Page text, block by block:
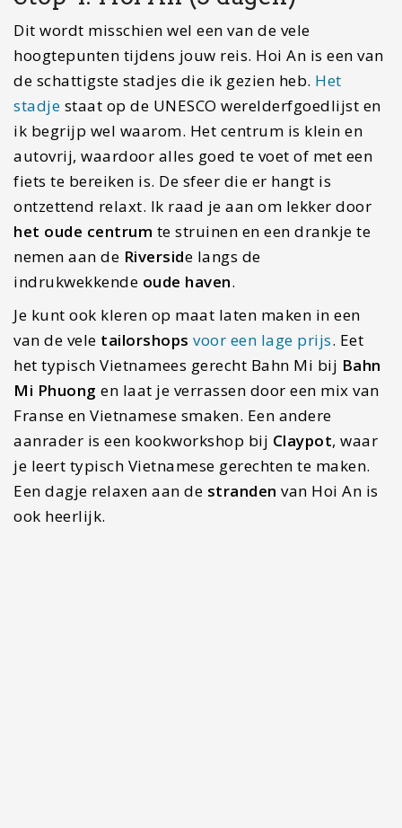
Dit wordt misschien wel een van de vele
hoogtepunten tijdens jouw reis. Hoi An is een van
de schattigste stadjes die ik gezien heb. Het
stadje staat op de UNESCO werelderfgoedlijst en
ik begrijp wel waarom. Het centrum is klein en
autovrij, waardoor alles goed te voet of met een
fiets te bereiken is. De sfeer die er hangt is
ontzettend relaxt. Ik raad je aan om lekker door
het oude centrum te struinen en een drankje te
nemen aan de Riverside langs de
indrukwekkende oude haven.
Je kunt ook kleren op maat laten maken in een
van de vele tailorshops voor een lage prijs. Eet
het typisch Vietnamees gerecht Bahn Mi bij Bahn
Mi Phuong en laat je verrassen door een mix van
Franse en Vietnamese smaken. Een andere
aanrader is een kookworkshop bij Claypot, waar
je leert typisch Vietnamese gerechten te maken.
Een dagje relaxen aan de stranden van Hoi An is
ook heerlijk.